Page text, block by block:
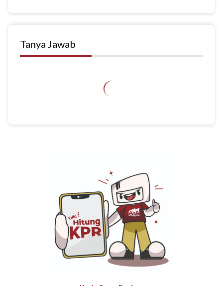
Tanya Jawab